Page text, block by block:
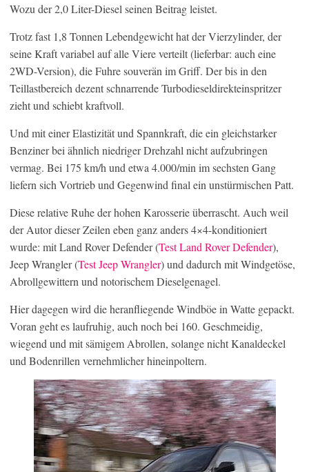
Wozu der 2,0 Liter-Diesel seinen Beitrag leistet.
Trotz fast 1,8 Tonnen Lebendgewicht hat der Vierzylinder, der
seine Kraft variabel auf alle Viere verteilt (lieferbar: auch eine
2WD-Version), die Fuhre souverän im Griff. Der bis in den
Teillastbereich dezent schnarrende Turbodieseldirekteinspritzer
zieht und schiebt kraftvoll.
Und mit einer Elastizität und Spannkraft, die ein gleichstarker
Benziner bei ähnlich niedriger Drehzahl nicht aufzubringen
vermag. Bei 175 km/h und etwa 4.000/min im sechsten Gang
liefern sich Vortrieb und Gegenwind final ein unstürmischen Patt.
Diese relative Ruhe der hohen Karosserie überrascht. Auch weil
der Autor dieser Zeilen eben ganz anders 4×4-konditioniert
wurde: mit Land Rover Defender (Test Land Rover Defender),
Jeep Wrangler (Test Jeep Wrangler) und dadurch mit Windgetöse,
Abrollgewittern und notorischem Dieselgenagel.
Hier dagegen wird die heranfliegende Windböe in Watte gepackt.
Voran geht es laufruhig, auch noch bei 160. Geschmeidig,
wiegend und mit sämigem Abrollen, solange nicht Kanaldeckel
und Bodenrillen vernehmlicher hineinpoltern.